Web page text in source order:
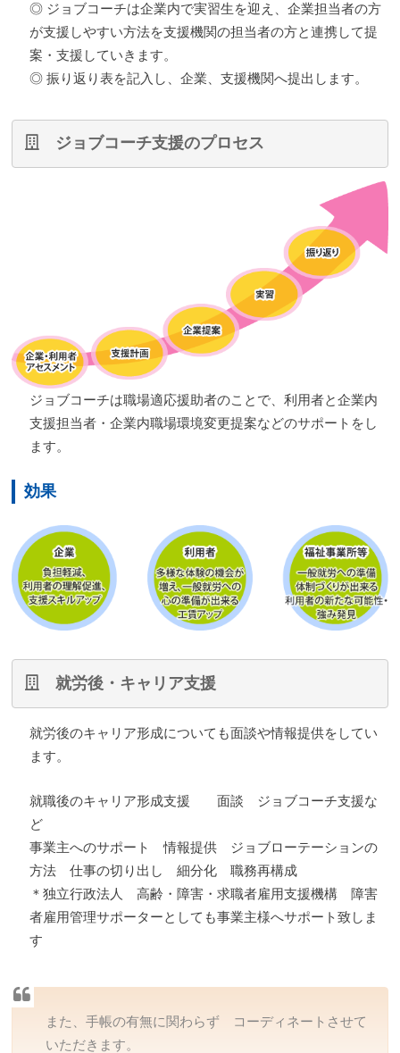
◎ ジョブコーチは企業内で実習生を迎え、企業担当者の方
が支援しやすい方法を支援機関の担当者の方と連携して提
案・支援していきます。
◎ 振り返り表を記入し、企業、支援機関へ提出します。
ジョブコーチ支援のプロセス
ジョブコーチは職場適応援助者のことで、利用者と企業内
支援担当者・企業内職場環境変更提案などのサポートをし
ます。
効果
就労後・キャリア支援
就労後のキャリア形成についても面談や情報提供をしてい
ます。
就職後のキャリア形成支援 面談 ジョブコーチ支援な
ど
事業主へのサポート 情報提供 ジョブローテーションの
方法 仕事の切り出し 細分化 職務再構成
＊独立行政法人 高齢・障害・求職者雇用支援機構 障害
者雇用管理サポーターとしても事業主様へサポート致しま
す
また、手帳の有無に関わらず コーディネートさせて
いただきます。